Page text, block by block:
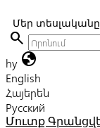
Մեր տեսլականը
search
hy globe
English
Հայերեն
Русский
Մուտք